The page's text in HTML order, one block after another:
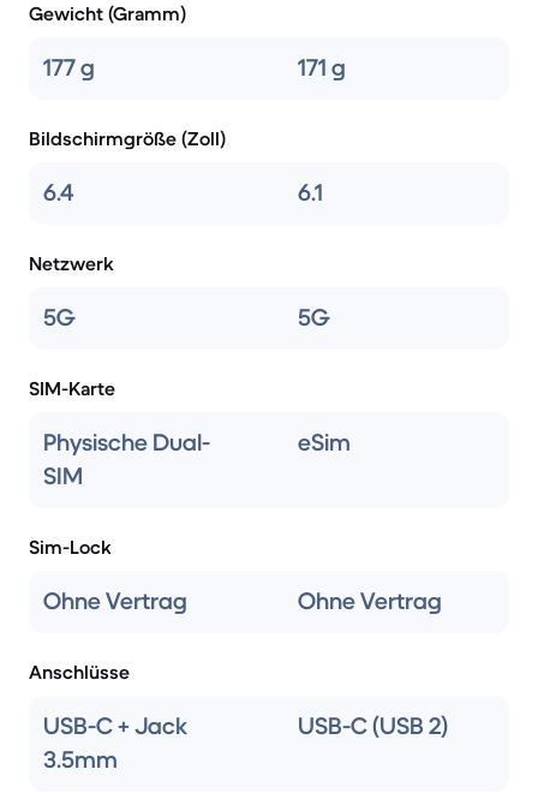
Gewicht (Gramm)
177 g 171 g
Bildschirmgröße (Zoll)
6.4 6.1
Netzwerk
5G 5G
SIM-Karte
Physische Dual-
SIM
eSim
Sim-Lock
Ohne Vertrag Ohne Vertrag
Anschlüsse
USB-C + Jack
3.5mm
USB-C (USB 2)